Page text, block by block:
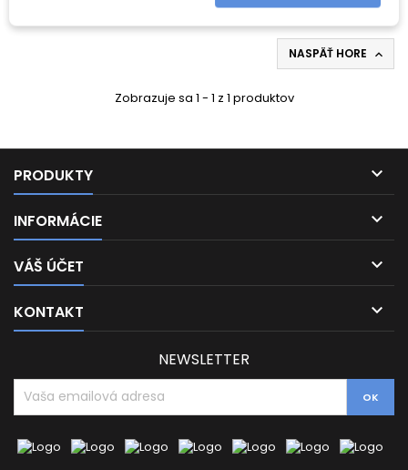
NASPÄŤ HORE 
Zobrazuje sa 1 - 1 z 1 produktov
PRODUKTY 
INFORMÁCIE 
VÁŠ ÚČET 
KONTAKT 
NEWSLETTER